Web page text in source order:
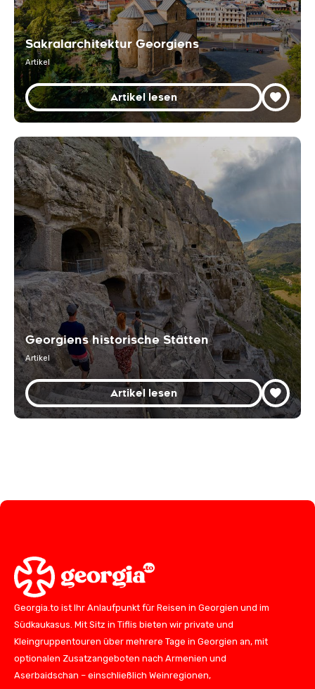
Sakralarchitektur Georgiens
Artikel
Artikel lesen
Georgiens historische Stätten
Artikel
Artikel lesen
Georgia.to ist Ihr Anlaufpunkt für Reisen in Georgien und im
Südkaukasus. Mit Sitz in Tiflis bieten wir private und
Kleingruppentouren über mehrere Tage in Georgien an, mit
optionalen Zusatzangeboten nach Armenien und
Aserbaidschan – einschließlich Weinregionen,